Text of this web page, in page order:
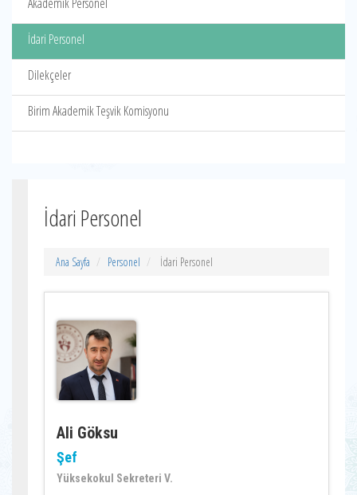
İdari Personel
Dilekçeler
Birim Akademik Teşvik Komisyonu
İdari Personel
Ana Sayfa Personel İdari Personel
Ali Göksu
Şef
Yüksekokul Sekreteri V.